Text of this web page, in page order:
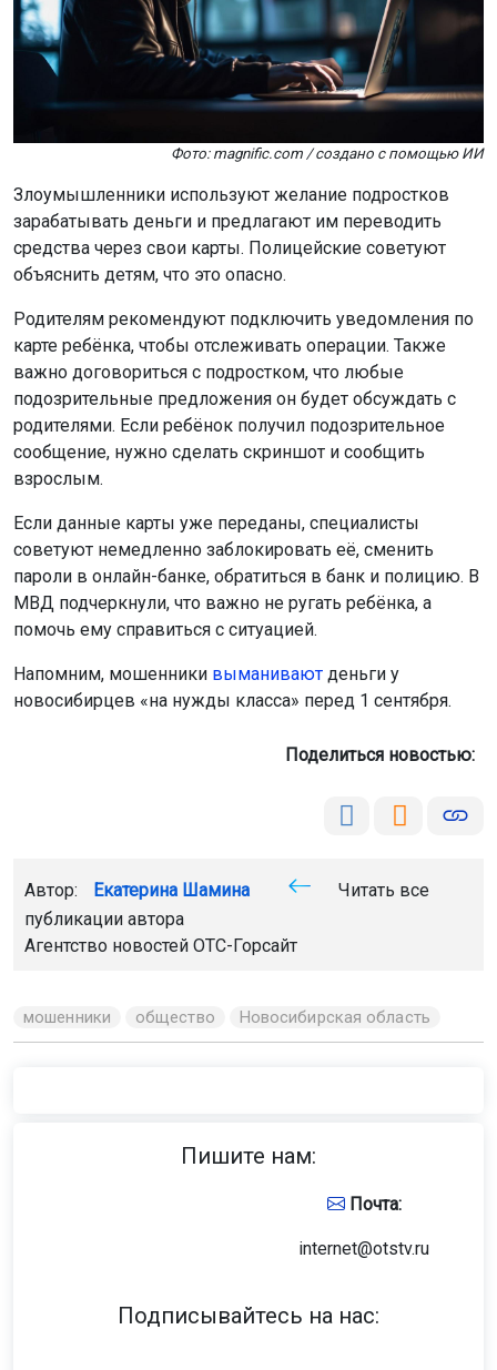
Фото: magnific.com / создано с помощью ИИ
Злоумышленники используют желание подростков
зарабатывать деньги и предлагают им переводить
средства через свои карты. Полицейские советуют
объяснить детям, что это опасно.
Родителям рекомендуют подключить уведомления по
карте ребёнка, чтобы отслеживать операции. Также
важно договориться с подростком, что любые
подозрительные предложения он будет обсуждать с
родителями. Если ребёнок получил подозрительное
сообщение, нужно сделать скриншот и сообщить
взрослым.
Если данные карты уже переданы, специалисты
советуют немедленно заблокировать её, сменить
пароли в онлайн-банке, обратиться в банк и полицию. В
МВД подчеркнули, что важно не ругать ребёнка, а
помочь ему справиться с ситуацией.
Напомним, мошенники выманивают деньги у
новосибирцев «на нужды класса» перед 1 сентября.
Поделиться новостью:
Автор: Екатерина Шамина
Читать все
публикации автора
Агентство новостей ОТС-Горсайт
мошенники общество Новосибирская область
Пишите нам:
Почта:
internet@otstv.ru
Подписывайтесь на нас: